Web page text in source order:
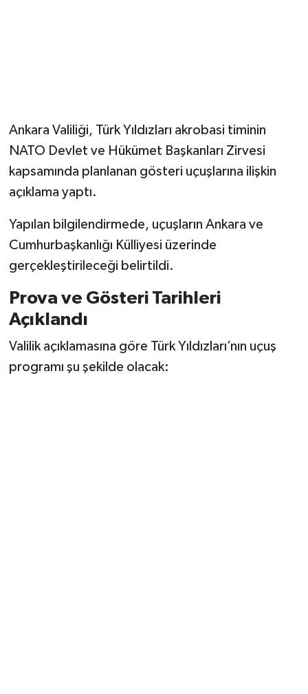
Ankara Valiliği, Türk Yıldızları akrobasi timinin
NATO Devlet ve Hükümet Başkanları Zirvesi
kapsamında planlanan gösteri uçuşlarına ilişkin
açıklama yaptı.
Yapılan bilgilendirmede, uçuşların Ankara ve
Cumhurbaşkanlığı Külliyesi üzerinde
gerçekleştirileceği belirtildi.
Prova ve Gösteri Tarihleri
Açıklandı
Valilik açıklamasına göre Türk Yıldızları’nın uçuş
programı şu şekilde olacak:
Seri İlan
Siyaset
Sonsöz Özel
Vasıta
Yaşam